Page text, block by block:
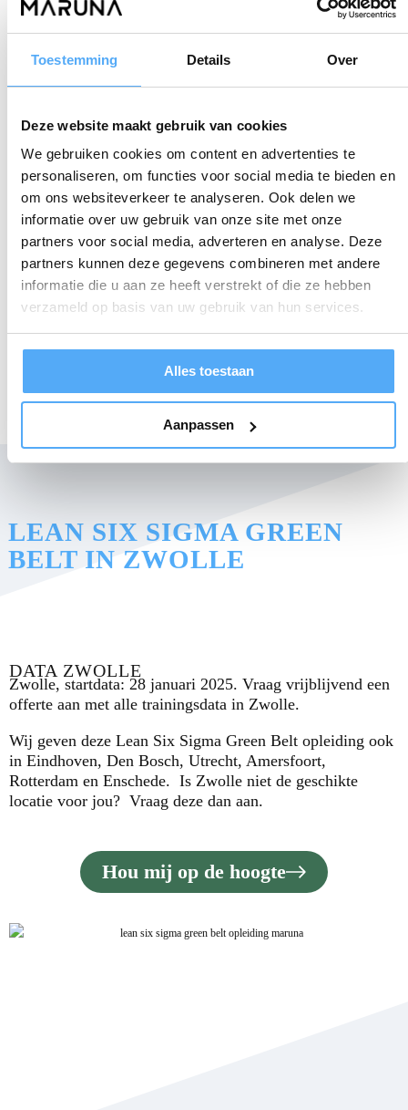
Toestemming Details Over
Deze website maakt gebruik van cookies
We gebruiken cookies om content en advertenties te
personaliseren, om functies voor social media te bieden en
om ons websiteverkeer te analyseren. Ook delen we
informatie over uw gebruik van onze site met onze
partners voor social media, adverteren en analyse. Deze
partners kunnen deze gegevens combineren met andere
informatie die u aan ze heeft verstrekt of die ze hebben
verzameld op basis van uw gebruik van hun services.
Alles toestaan
Aanpassen
CERTIFICAAT
standaard, gebaseerd op internationale Body of
Knowledge vanLCS, ASQ, IASSC en CSSC.
FLEXIBELE PLANNING
Kies uit diverse locaties (bijvoorbeeld Zwolle) en data,
afgestemd op jouw agenda en leerbehoeften.
PRAKTIJKGERICHTE CERTIFICERING
Voer een Green Belt verbeterproject uit met een
meetbaar resultaat, ondersteund door continue
begeleiding en evaluatie.
DATA ZWOLLE
LEAN SIX SIGMA GREEN
BELT IN ZWOLLE
Zwolle, startdata: 28 januari 2025. Vraag vrijblijvend een
offerte aan met alle trainingsdata in Zwolle.
Wij geven deze Lean Six Sigma Green Belt opleiding ook
in Eindhoven, Den Bosch, Utrecht, Amersfoort,
Rotterdam en Enschede. Is Zwolle niet de geschikte
locatie voor jou? Vraag deze dan aan.
Hou mij op de hoogte